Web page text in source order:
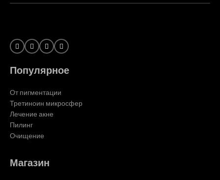
Популярное
От пигментации
Третиноин микросфер
Лечение акне
Пилинг
Очищение
Магазин